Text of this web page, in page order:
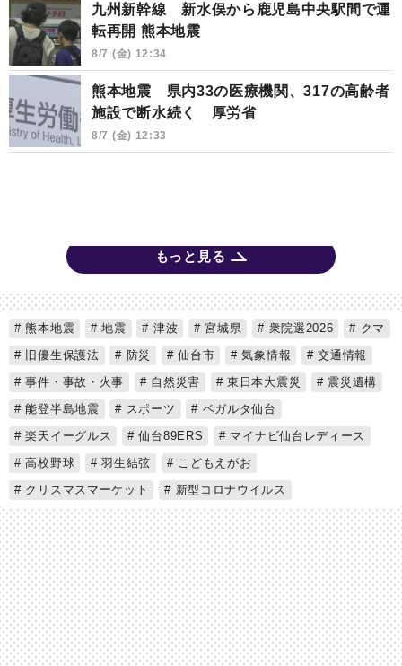
九州新幹線 新水俣から鹿児島中央駅間で運
転再開 熊本地震
8/7 (金) 12:34
熊本地震 県内33の医療機関、317の高齢者
施設で断水続く 厚労省
8/7 (金) 12:33
もっと見る
熊本地震 地震 津波 宮城県 衆院選2026
クマ
旧優生保護法
防災 仙台市 気象情報
交通情報
事件・事故・火事
自然災害 東日本大震災
震災遺構
能登半島地震
スポーツ
ベガルタ仙台
楽天イーグルス
仙台89ERS
マイナビ仙台レディース
高校野球
羽生結弦
こどもえがお
クリスマスマーケット
新型コロナウイルス